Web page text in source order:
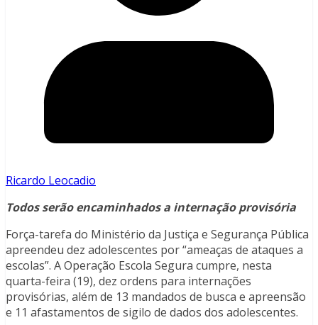
Ricardo Leocadio
Todos serão encaminhados a internação provisória
Força-tarefa do Ministério da Justiça e Segurança Pública
apreendeu dez adolescentes por “ameaças de ataques a
escolas”. A Operação Escola Segura cumpre, nesta
quarta-feira (19), dez ordens para internações
provisórias, além de 13 mandados de busca e apreensão
e 11 afastamentos de sigilo de dados dos adolescentes.